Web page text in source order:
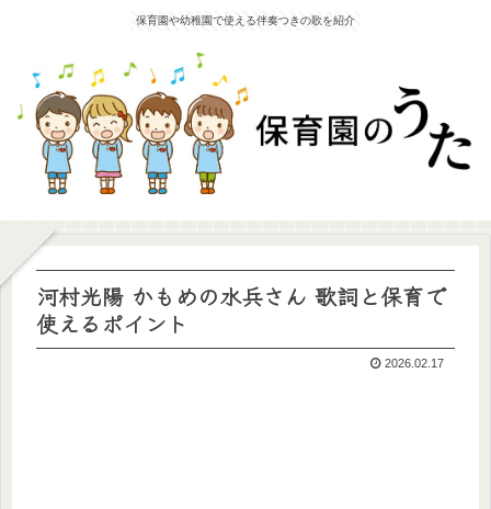
保育園や幼稚園で使える伴奏つきの歌を紹介
河村光陽 かもめの水兵さん 歌詞と保育で
使えるポイント
2026.02.17